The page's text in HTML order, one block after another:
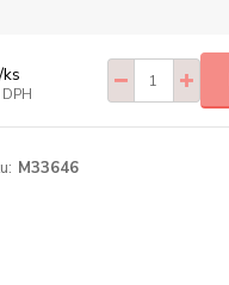
ks
M33646